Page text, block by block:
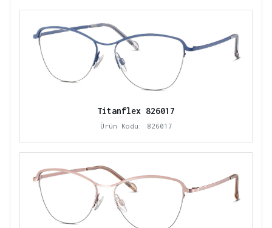
Titanflex 826017
Ürün Kodu: 826017